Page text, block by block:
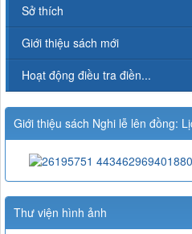
Sở thích
Giới thiệu sách mới
Hoạt động điều tra điền...
Giới thiệu sách Nghi lễ lên đồng:
Thư viện hình ảnh